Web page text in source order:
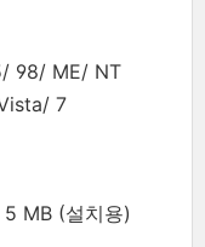
98/ ME/ NT
7
MB (설치용)